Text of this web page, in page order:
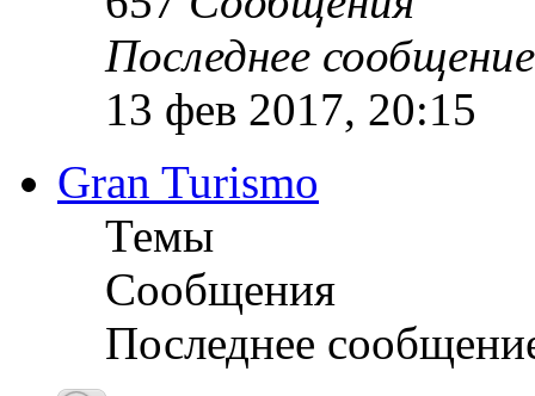
Последнее сообщение
13 фев 2017, 20:15
Gran Turismo
Темы
Сообщения
Последнее